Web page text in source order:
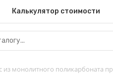
Калькулятор стоимости
из монолитного поликарбоната